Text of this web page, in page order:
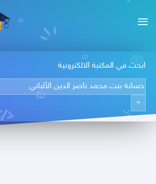
ابحث في المكتبة الالكترونية